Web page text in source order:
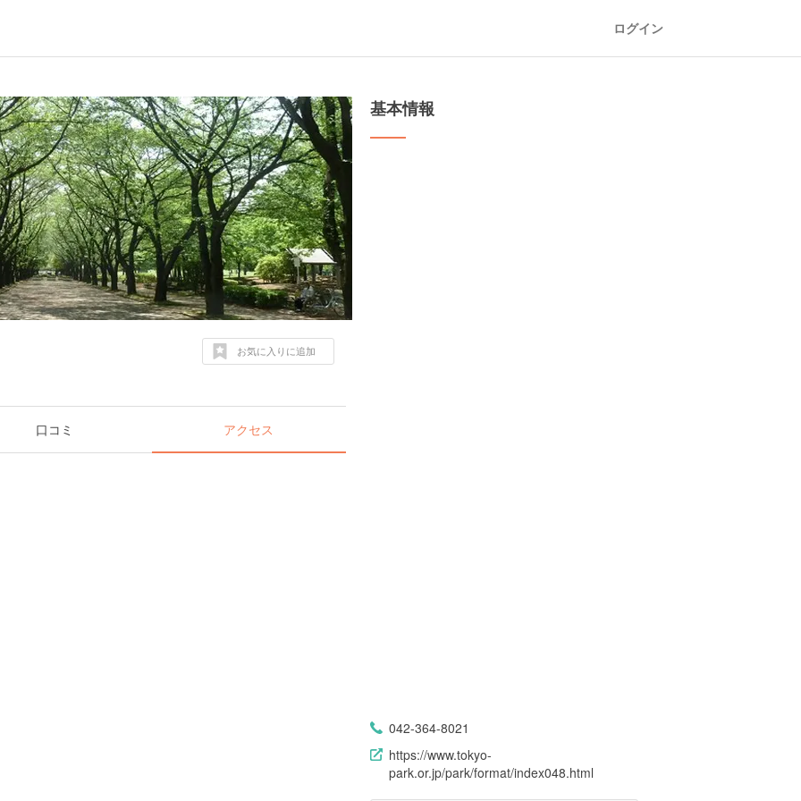
ログイン
お気に入りに追加
口コミ アクセス
基本情報
042-364-8021
https://www.tokyo-
park.or.jp/park/format/index048.html